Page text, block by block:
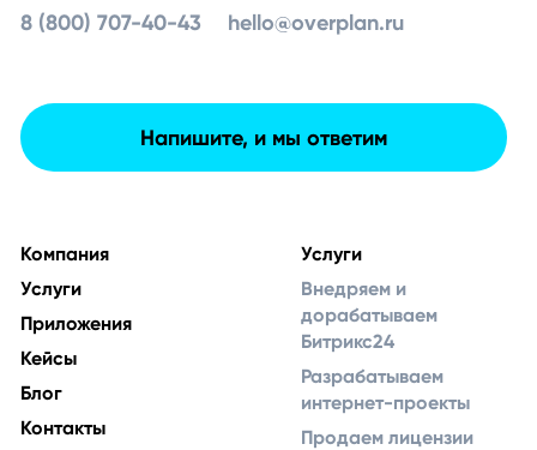
8 (800) 707-40-43 hello@overplan.ru
Напишите, и мы ответим
Компания
Услуги
Приложения
Кейсы
Блог
Контакты
Услуги
Внедряем и
дорабатываем
Битрикс24
Разрабатываем
интернет-проекты
Продаем лицензии